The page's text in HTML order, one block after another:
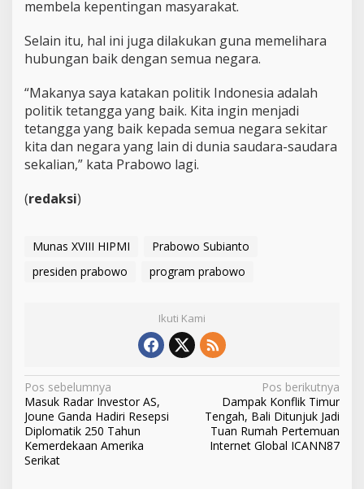
membela kepentingan masyarakat.
Selain itu, hal ini juga dilakukan guna memelihara
hubungan baik dengan semua negara.
“Makanya saya katakan politik Indonesia adalah
politik tetangga yang baik. Kita ingin menjadi
tetangga yang baik kepada semua negara sekitar
kita dan negara yang lain di dunia saudara-saudara
sekalian,” kata Prabowo lagi.
(redaksi)
Munas XVIII HIPMI
Prabowo Subianto
presiden prabowo
program prabowo
Ikuti Kami
N
a
v
i
Pos sebelumnya
Masuk Radar Investor AS,
Joune Ganda Hadiri Resepsi
Diplomatik 250 Tahun
Kemerdekaan Amerika
Serikat
Pos berikutnya
Dampak Konflik Timur
Tengah, Bali Ditunjuk Jadi
Tuan Rumah Pertemuan
Internet Global ICANN87